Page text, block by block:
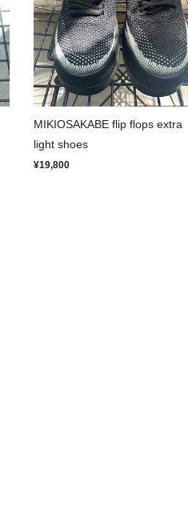
MIKIOSAKABE flip flops extra
light shoes
¥19,800